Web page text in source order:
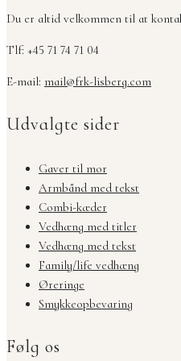
Du er altid velkommen til at
Tlf: +45 71 74 71 04
E-mail: mail@frk-lisberg.com
Udvalgte sider
Gaver til mor
Armbånd med tekst
Combi-kæder
Vedhæng med titler
Vedhæng med tekst
Family/life vedhæng
Øreringe
Smykkeopbevaring
Følg os